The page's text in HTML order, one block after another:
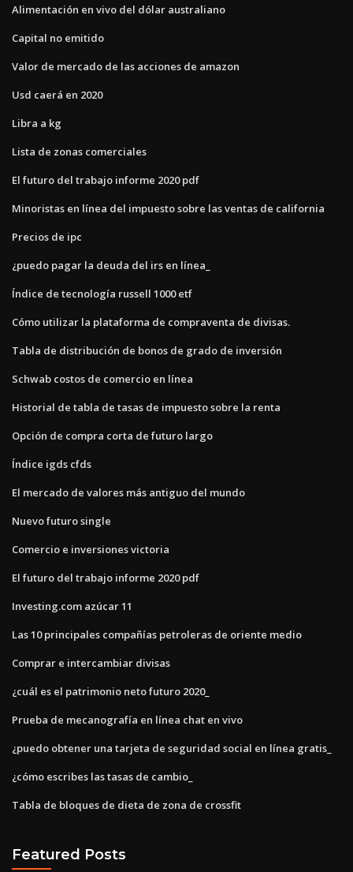
Alimentación en vivo del dólar australiano
Capital no emitido
Valor de mercado de las acciones de amazon
Usd caerá en 2020
Libra a kg
Lista de zonas comerciales
El futuro del trabajo informe 2020 pdf
Minoristas en línea del impuesto sobre las ventas de california
Precios de ipc
¿puedo pagar la deuda del irs en línea_
Índice de tecnología russell 1000 etf
Cómo utilizar la plataforma de compraventa de divisas.
Tabla de distribución de bonos de grado de inversión
Schwab costos de comercio en línea
Historial de tabla de tasas de impuesto sobre la renta
Opción de compra corta de futuro largo
Índice igds cfds
El mercado de valores más antiguo del mundo
Nuevo futuro single
Comercio e inversiones victoria
El futuro del trabajo informe 2020 pdf
Investing.com azúcar 11
Las 10 principales compañías petroleras de oriente medio
Comprar e intercambiar divisas
¿cuál es el patrimonio neto futuro 2020_
Prueba de mecanografía en línea chat en vivo
¿puedo obtener una tarjeta de seguridad social en línea gratis_
¿cómo escribes las tasas de cambio_
Tabla de bloques de dieta de zona de crossfit
Featured Posts